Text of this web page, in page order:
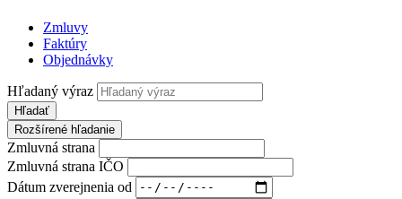
Zmluvy
Faktúry
Objednávky
Hľadaný výraz
Hľadať
Rozšírené hľadanie
Zmluvná strana
Zmluvná strana IČO
Dátum zverejnenia od